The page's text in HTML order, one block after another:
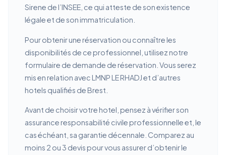
Sirene de l’INSEE, ce qui atteste de son existence
légale et de son immatriculation.
Pour obtenir une réservation ou connaître les
disponibilités de ce professionnel, utilisez notre
formulaire de demande de réservation. Vous serez
mis en relation avec LMNP LE RHADJ et d’autres
hotels qualifiés de Brest.
Avant de choisir votre hotel, pensez à vérifier son
assurance responsabilité civile professionnelle et, le
cas échéant, sa garantie décennale. Comparez au
moins 2 ou 3 devis pour vous assurer d’obtenir le